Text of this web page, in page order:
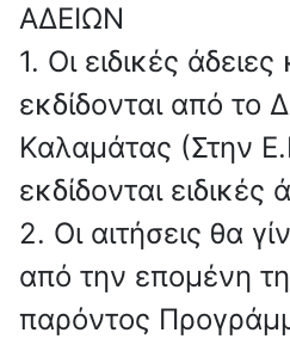
ΑΔΕΙΩΝ
1. Οι ειδικές
εκδίδονται από το
Καλαμάτας (Στην
εκδίδονται ειδικές
2. Οι αιτήσεις θα
από την επομένη
παρόντος